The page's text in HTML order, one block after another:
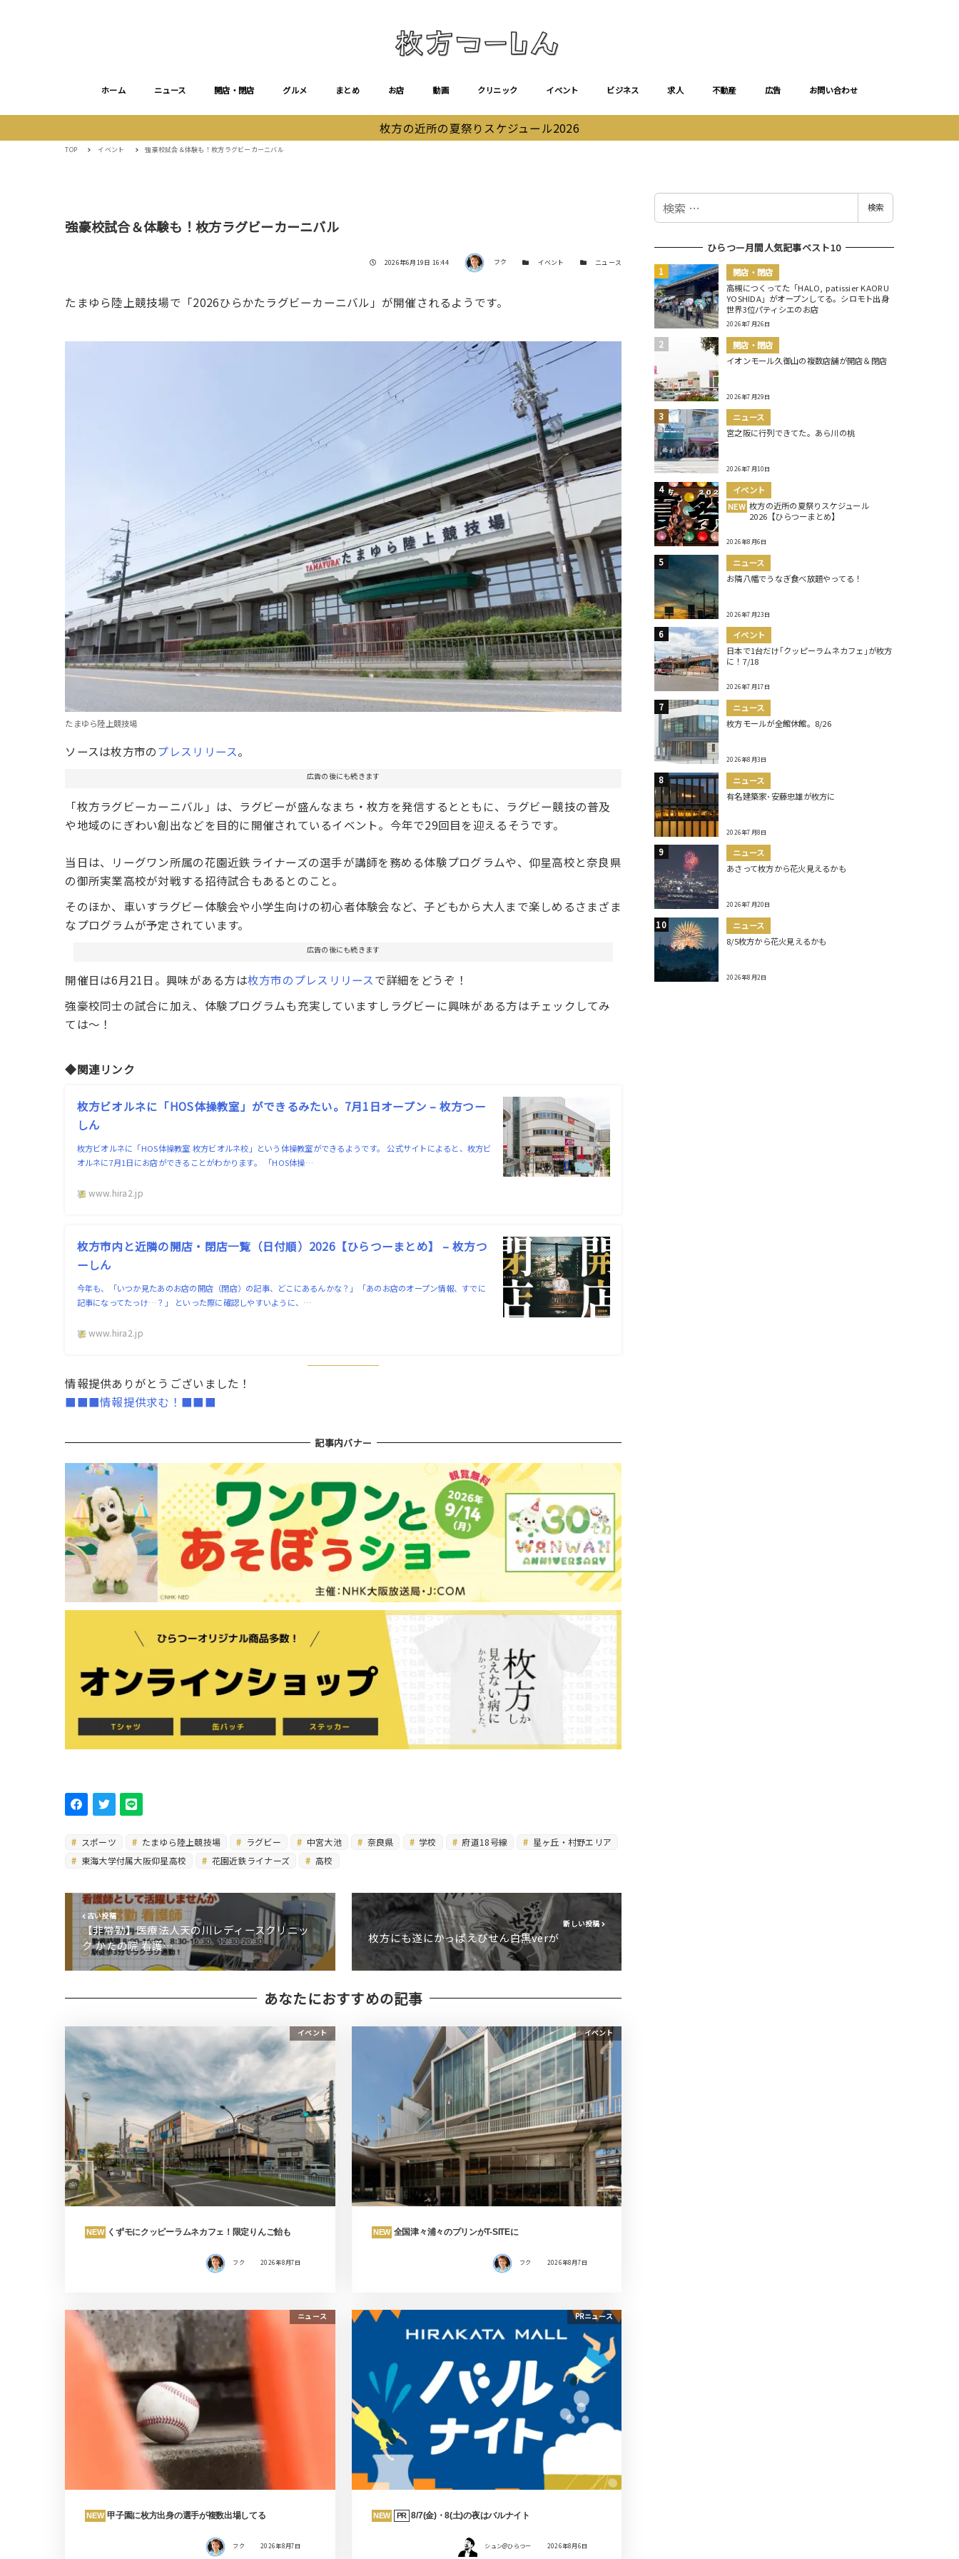
ホーム ニュース 開店・閉店 グルメ まとめ お店 動画 クリニック イベント ビジネス 求人 不動産 広告 お問い合わせ
枚方の近所の夏祭りスケジュール2026
TOP イベント 強豪校試合＆体験も！枚方ラグビーカーニバル
強豪校試合＆体験も！枚方ラグビーカーニバル
投稿日
2026年6月19日 16:44 著者 フク カテゴリー
イベント カテゴリー
ニュース
たまゆら陸上競技場で「2026ひらかたラグビーカーニバル」が開催されるようです。
たまゆら陸上競技場
ソースは枚方市のプレスリリース。
広告の後にも続きます
「枚方ラグビーカーニバル」は、ラグビーが盛んなまち・枚方を発信するとともに、ラグビー競技の普及
や地域のにぎわい創出などを目的に開催されているイベント。今年で29回目を迎えるそうです。
当日は、リーグワン所属の花園近鉄ライナーズの選手が講師を務める体験プログラムや、仰星高校と奈良県
の御所実業高校が対戦する招待試合もあるとのこと。
そのほか、車いすラグビー体験会や小学生向けの初心者体験会など、子どもから大人まで楽しめるさまざま
なプログラムが予定されています。
広告の後にも続きます
開催日は6月21日。興味がある方は枚方市のプレスリリースで詳細をどうぞ！
強豪校同士の試合に加え、体験プログラムも充実していますしラグビーに興味がある方はチェックしてみ
ては〜！
◆関連リンク
枚方ビオルネに「HOS体操教室」ができるみたい。7月1日オープン – 枚方つー
しん
枚方ビオルネに「HOS体操教室 枚方ビオルネ校」という体操教室ができるようです。 公式サイトによると、枚方ビ
オルネに7月1日にお店ができることがわかります。 「HOS体操…
www.hira2.jp
枚方市内と近隣の開店・閉店一覧（日付順）2026【ひらつーまとめ】 – 枚方つ
ーしん
今年も、「いつか見たあのお店の開店（閉店）の記事、どこにあるんかな？」「あのお店のオープン情報、すでに
記事になってたっけ…？」 といった際に確認しやすいように、…
www.hira2.jp
情報提供ありがとうございました！
■■■情報提供求む！■■■
記事内バナー
スポーツ たまゆら陸上競技場 ラグビー 中宮大池 奈良県 学校 府道18号線
星ヶ丘・村野エリア
東海大学付属大阪仰星高校
花園近鉄ライナーズ 高校
古い投稿
【非常勤】医療法人天の川レディースクリニッ
ク かたの院 看護…
新しい投稿
枚方にも遂にかっぱえびせん白黒verが
あなたにおすすめの記事
イベント
NEW くずモにクッピーラムネカフェ！限定りんご飴も
フク 2026年8月7日
イベント
NEW 全国津々浦々のプリンがT-SITEに
フク 2026年8月7日
ニュース
NEW 甲子園に枚方出身の選手が複数出場してる
フク 2026年8月7日
PRニュース
NEW PR 8/7(金)・8(土)の夜はバルナイト
シュン@ひらつー 2026年8月6日
検
検索
ひらつー月間人気記事ベスト10
開店・閉店
高槻につくってた「HALO, patissier KAORU
YOSHIDA」がオープンしてる。シロモト出身
世界3位パティシエのお店
2026年7月26日
開店・閉店
イオンモール久御山の複数店舗が開店＆閉店
2026年7月29日
ニュース
宮之阪に行列できてた。あら川の桃
2026年7月10日
イベント
NEW 枚方の近所の夏祭りスケジュール
2026【ひらつーまとめ】
2026年8月6日
ニュース
お隣八幡でうなぎ食べ放題やってる！
2026年7月23日
イベント
日本で1台だけ｢クッピーラムネカフェ｣が枚方
に！7/18
2026年7月17日
ニュース
枚方モールが全館休館。8/26
2026年8月3日
ニュース
有名建築家･安藤忠雄が枚方に
2026年7月8日
ニュース
あさって枚方から花火見えるかも
2026年7月20日
ニュース
8/5枚方から花火見えるかも
2026年8月2日